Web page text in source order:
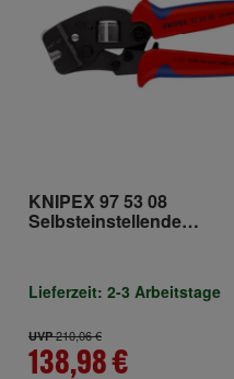
KNIPEX 97 53 08
Selbsteinstellende
Fronteinführung mit
Mehrkomponenten-Hüllen
Lieferzeit: 2-3 Arbeitstage
UVP210,06 €
138,98 €